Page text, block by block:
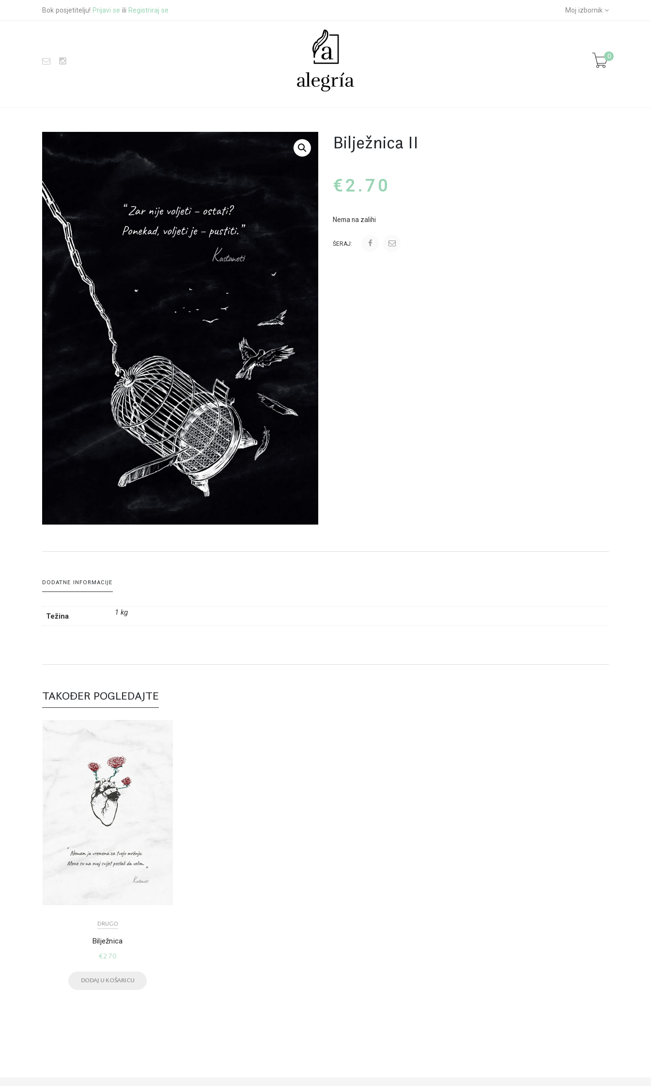
Bok posjetitelju! Prijavi se ili Registriraj se Moj izbornik
0
Bilježnica II
€2.70
Nema na zalihi
ŠERAJ:
DODATNE INFORMACIJE
Težina 1 kg
TAKOĐER POGLEDAJTE
DRUGO
Bilježnica
€2.70
DODAJ U KOŠARICU